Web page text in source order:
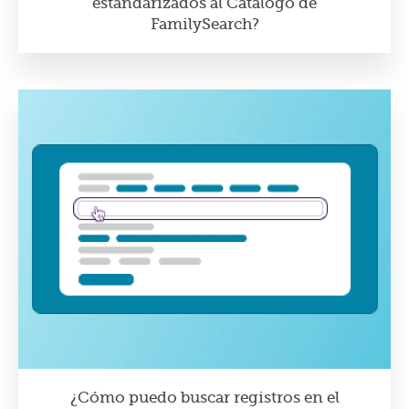
FamilySearch?
¿Cómo puedo buscar registros en el